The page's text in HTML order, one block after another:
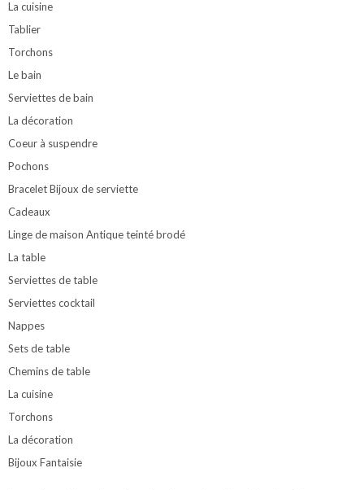
La cuisine
Tablier
Torchons
Le bain
Serviettes de bain
La décoration
Coeur à suspendre
Pochons
Bracelet Bijoux de serviette
Cadeaux
Linge de maison Antique teinté brodé
La table
Serviettes de table
Serviettes cocktail
Nappes
Sets de table
Chemins de table
La cuisine
Torchons
La décoration
Bijoux Fantaisie